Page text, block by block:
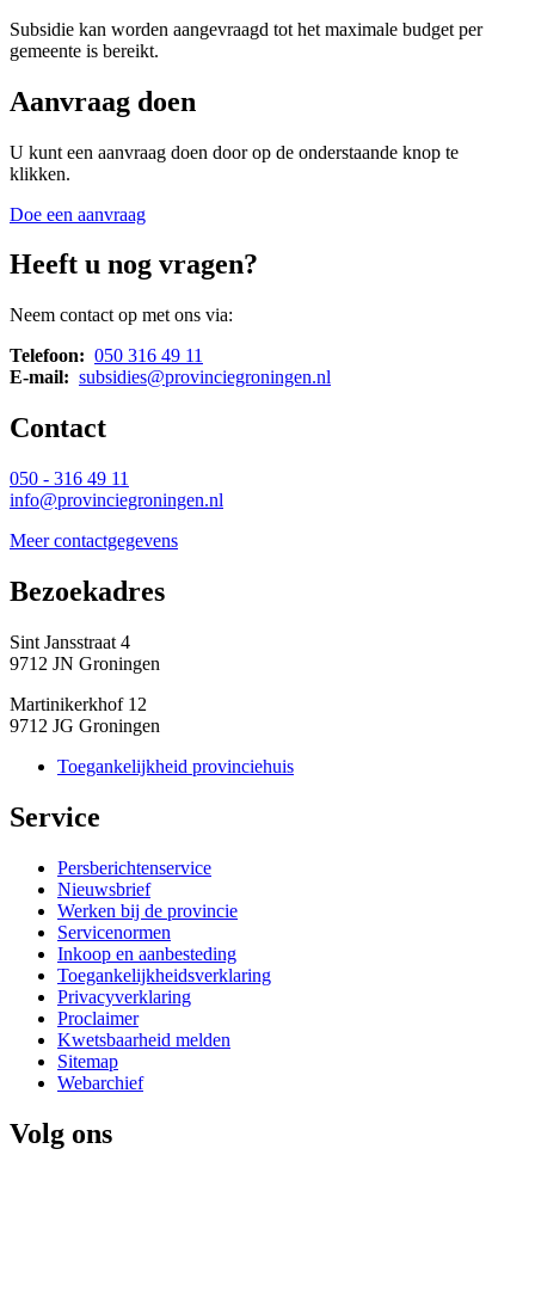
Subsidie kan worden aangevraagd tot het maximale budget per
gemeente is bereikt.
Aanvraag doen
U kunt een aanvraag doen door op de onderstaande knop te
klikken.
Doe een aanvraag
Heeft u nog vragen?
Neem contact op met ons via:
Telefoon: 050 316 49 11
E-mail: subsidies@provinciegroningen.nl
Contact
050 - 316 49 11
info@provinciegroningen.nl
Meer contactgegevens
Bezoekadres
Sint Jansstraat 4
9712 JN Groningen
Martinikerkhof 12
9712 JG Groningen
Toegankelijkheid provinciehuis
Service
Persberichtenservice
Nieuwsbrief
Werken bij de provincie
Servicenormen
Inkoop en aanbesteding
Toegankelijkheidsverklaring
Privacyverklaring
Proclaimer
Kwetsbaarheid melden
Sitemap
Webarchief
Volg ons